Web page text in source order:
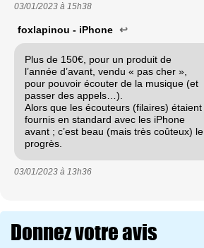
03/01/2023 à 15h38
foxlapinou - iPhone ↩
Plus de 150€, pour un produit de
l’année d’avant, vendu « pas cher »,
pour pouvoir écouter de la musique (et
passer des appels…).
Alors que les écouteurs (filaires) étaient
fournis en standard avec les iPhone
avant ; c’est beau (mais très coûteux) le
progrès.
03/01/2023 à 13h36
Donnez votre avis